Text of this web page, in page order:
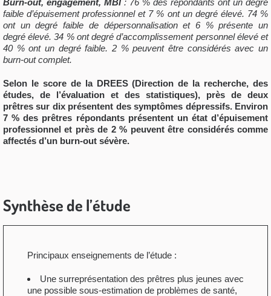
faible d’épuisement professionnel et 7 % ont un degré élevé. 74 %
ont un degré faible de dépersonnalisation et 6 % présente un
degré élevé. 34 % ont degré d’accomplissement personnel élevé et
40 % ont un degré faible. 2 % peuvent être considérés avec un
burn-out complet.
Selon le score de la DREES (Direction de la recherche, des
études, de l’évaluation et des statistiques), près de deux
prêtres sur dix présentent des symptômes dépressifs. Environ
7 % des prêtres répondants présentent un état d’épuisement
professionnel et près de 2 % peuvent être considérés comme
affectés d’un burn-out sévère.
Synthèse de l’étude
Principaux enseignements de l’étude :
Une surreprésentation des prêtres plus jeunes avec
une possible sous-estimation de problèmes de santé,